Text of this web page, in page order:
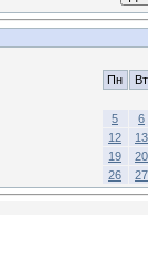
Пн Вт
5
6
12
13
19
20
26
27